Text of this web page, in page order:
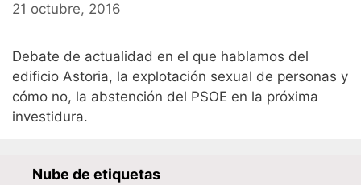
21 octubre, 2016
Debate de actualidad en el que hablamos del
edificio Astoria, la explotación sexual de personas y
cómo no, la abstención del PSOE en la próxima
investidura.
Nube de etiquetas